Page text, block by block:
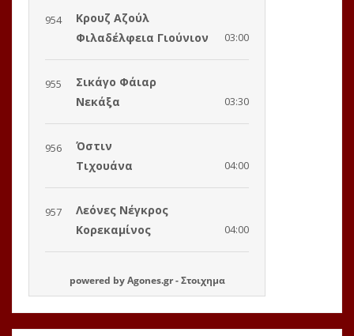
powered byAgones.gr-Στοιχημα